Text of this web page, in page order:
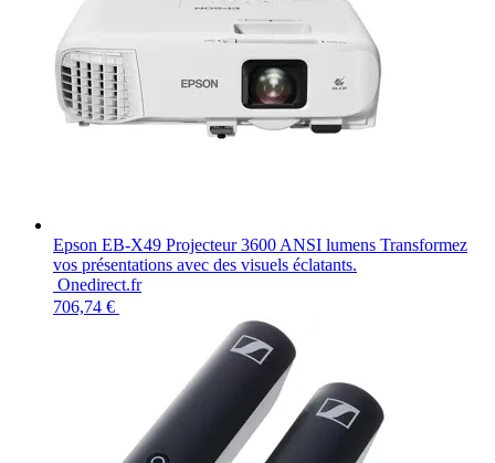
Epson EB-X49 Projecteur 3600 ANSI lumens Transformez
vos présentations avec des visuels éclatants.
Onedirect.fr
706,74 €